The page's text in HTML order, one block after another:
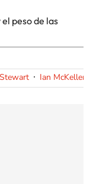
peso de las
Ian McKellen